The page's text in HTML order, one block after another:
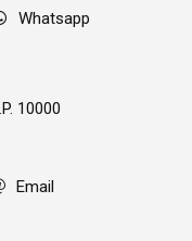
Whatsapp
10000
Email